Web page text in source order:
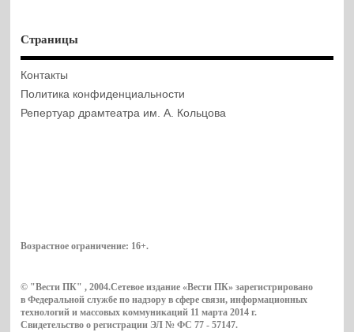
Страницы
Контакты
Политика конфиденциальности
Репертуар драмтеатра им. А. Кольцова
Возрастное ограничение: 16+.
© "Вести ПК" , 2004.Сетевое издание «Вести ПК» зарегистрировано
в Федеральной службе по надзору в сфере связи, информационных
технологий и массовых коммуникаций 11 марта 2014 г.
Свидетельство о регистрации ЭЛ № ФС 77 - 57147.